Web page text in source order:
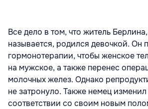
Все дело в том, что житель
называется, родился девочкой. Он
гормонотерапии, чтобы женское
на мужское, а также перенес
молочных желез. Однако
не затронуло. Также немец
соответствии со своим новым